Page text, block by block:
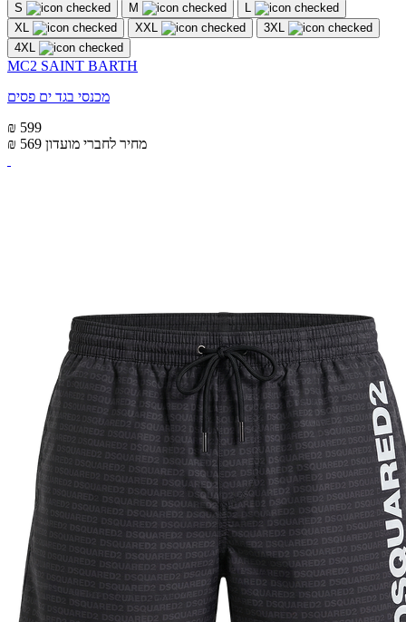
S M
L
XL
XXL
3XL
4XL
MC2 SAINT BARTH
מכנסי בגד ים פסים
₪ 599
₪ 569 מחיר לחברי מועדון